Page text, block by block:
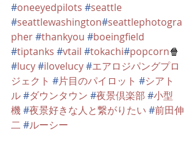
#oneeyedpilots #seattle
#seattlewashington#seattlephotogra
pher#thankyou #boeingfield
#tiptanks #vtail #tokachi#popcorn🍿
#lucy#ilovelucy#エアロジパングプロ
ジェクト #片目のパイロット #シアト
ル#ダウンタウン #夜景倶楽部 #小型
機#夜景好きな人と繋がりたい #前田伸
二 #ルーシー